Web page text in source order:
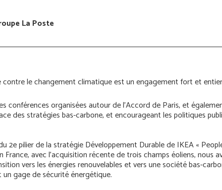
La Poste
contre le changement climatique est un engagement fort et
conférences organisées autour de l’Accord de Paris, et
des stratégies bas-carbone, et encourageant les politiques
2e pilier de la stratégie Développement Durable de IKEA «
avec l’acquisition récente de trois champs éoliens, nous
vers les énergies renouvelables et vers une société bas-
gage de sécurité énergétique.